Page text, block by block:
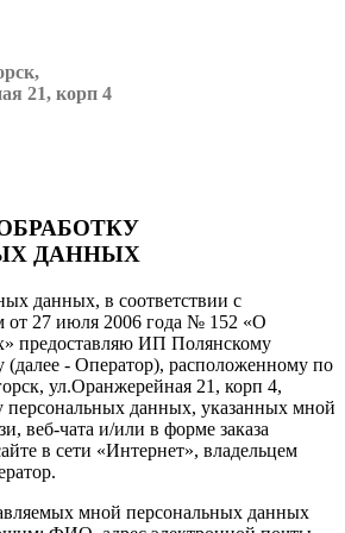
21, корп 4
ДАННЫХ
данных, в соответствии с
от 27 июля 2006 года № 152 «О
предоставляю ИП Полянскому
(далее - Оператор), расположенному по
ул.Оранжерейная 21, корп 4,
персональных данных, указанных мной
веб-чата и/или в форме заказа
в сети «Интернет», владельцем
мной персональных данных